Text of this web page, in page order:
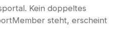
Kein doppeltes
steht, erscheint